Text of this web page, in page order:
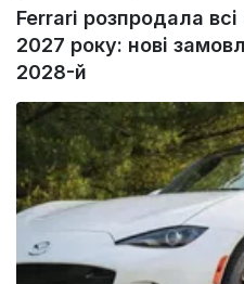
Ferrari розпродала всі
2027 року: нові
2028-й